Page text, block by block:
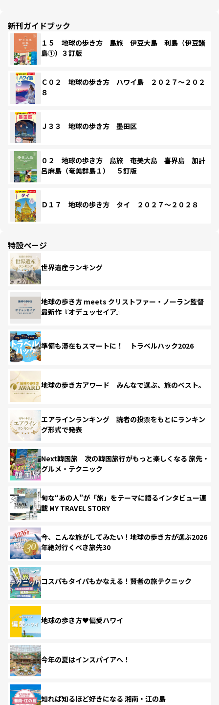
新刊ガイドブック
１５ 地球の歩き方 島旅 伊豆大島 利島（伊豆諸
島①）３訂版
Ｃ０２ 地球の歩き方 ハワイ島 ２０２７～２０２
８
Ｊ３３ 地球の歩き方 墨田区
０２ 地球の歩き方 島旅 奄美大島 喜界島 加計
呂麻島（奄美群島１） ５訂版
Ｄ１７ 地球の歩き方 タイ ２０２７～２０２８
特設ページ
世界遺産ランキング
地球の歩き方 meets クリストファー・ノーラン監督
最新作『オデュッセイア』
準備も滞在もスマートに！ トラベルハック2026
地球の歩き方アワード みんなで選ぶ、旅のベスト。
エアラインランキング 読者の投票をもとにランキン
グ形式で発表
Next韓国旅 次の韓国旅行がもっと楽しくなる 旅先・
グルメ・テクニック
旬な“あの人”が「旅」をテーマに語るインタビュー連
載 MY TRAVEL STORY
今、こんな旅がしてみたい！地球の歩き方が選ぶ2026
年絶対行くべき旅先30
コスパもタイパもかなえる！賢者の旅テクニック
地球の歩き方♥偏愛ハワイ
今年の夏はインスパイアへ！
知れば知るほど好きになる 湘南・江の島